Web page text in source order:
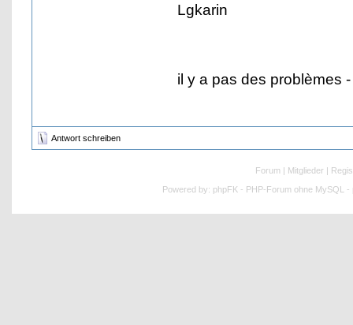
Lgkarin
il y a pas des problèmes
Antwort schreiben
Forum | Mitglieder |
Powered by: phpFK - PHP-Forum ohne MySQL -